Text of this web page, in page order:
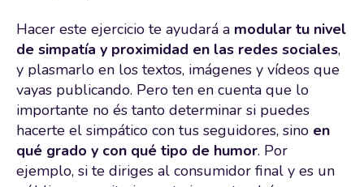
Hacer este ejercicio te ayudará a modular tu nivel
de simpatía y proximidad en las redes sociales,
y plasmarlo en los textos, imágenes y vídeos que
vayas publicando. Pero ten en cuenta que lo
importante no és tanto determinar si puedes
hacerte el simpático con tus seguidores, sino en
qué grado y con qué tipo de humor. Por
ejemplo, si te diriges al consumidor final y es un